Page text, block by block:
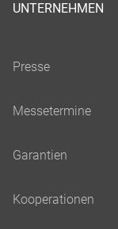
UNTERNEHMEN